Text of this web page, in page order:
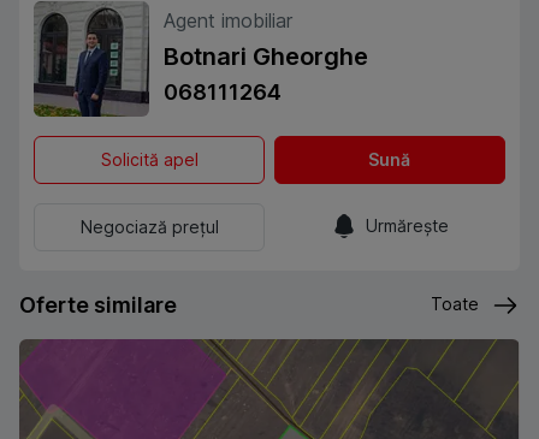
Agent imobiliar
Botnari Gheorghe
068111264
Solicită apel Sună
Negociază prețul Urmărește
Oferte similare Toate